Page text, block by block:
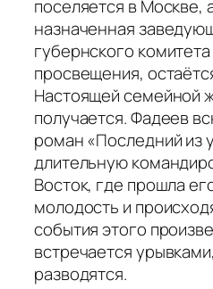
поселяется в Москве,
назначенная
губернского
просвещения,
Настоящей семейной
получается. Фадеев
роман «Последний из
длительную
Восток, где прошла
молодость и
события этого
встречается
разводятся.